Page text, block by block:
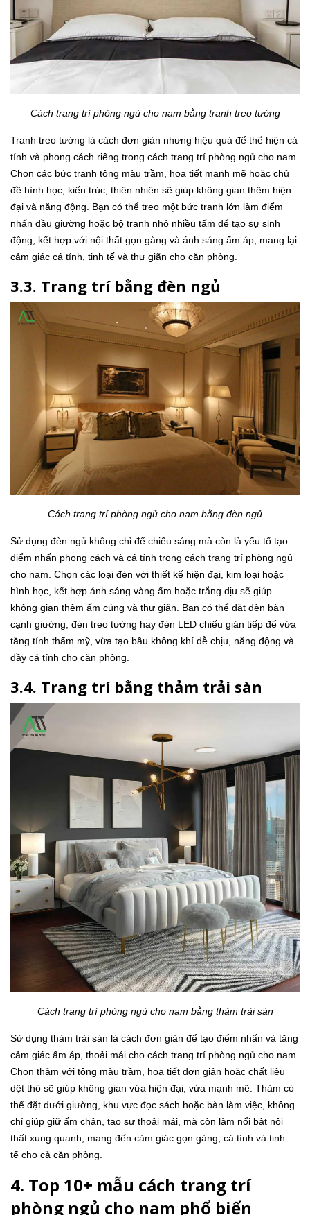
Cách trang trí phòng ngủ cho nam bằng tranh treo tường
Tranh treo tường là cách đơn giản nhưng hiệu quả để thể hiện cá
tính và phong cách riêng trong cách trang trí phòng ngủ cho nam.
Chọn các bức tranh tông màu trầm, họa tiết mạnh mẽ hoặc chủ
đề hình học, kiến trúc, thiên nhiên sẽ giúp không gian thêm hiện
đại và năng động. Bạn có thể treo một bức tranh lớn làm điểm
nhấn đầu giường hoặc bộ tranh nhỏ nhiều tấm để tạo sự sinh
động, kết hợp với nội thất gọn gàng và ánh sáng ấm áp, mang lại
cảm giác cá tính, tinh tế và thư giãn cho căn phòng.
3.3. Trang trí bằng đèn ngủ
Cách trang trí phòng ngủ cho nam bằng đèn ngủ
Sử dụng đèn ngủ không chỉ để chiếu sáng mà còn là yếu tố tạo
điểm nhấn phong cách và cá tính trong cách trang trí phòng ngủ
cho nam. Chọn các loại đèn với thiết kế hiện đại, kim loại hoặc
hình học, kết hợp ánh sáng vàng ấm hoặc trắng dịu sẽ giúp
không gian thêm ấm cúng và thư giãn. Bạn có thể đặt đèn bàn
cạnh giường, đèn treo tường hay đèn LED chiếu gián tiếp để vừa
tăng tính thẩm mỹ, vừa tạo bầu không khí dễ chịu, năng động và
đầy cá tính cho căn phòng.
3.4. Trang trí bằng thảm trải sàn
Cách trang trí phòng ngủ cho nam bằng thảm trải sàn
Sử dụng thảm trải sàn là cách đơn giản để tạo điểm nhấn và tăng
cảm giác ấm áp, thoải mái cho cách trang trí phòng ngủ cho nam.
Chọn thảm với tông màu trầm, họa tiết đơn giản hoặc chất liệu
dệt thô sẽ giúp không gian vừa hiện đại, vừa mạnh mẽ. Thảm có
thể đặt dưới giường, khu vực đọc sách hoặc bàn làm việc, không
chỉ giúp giữ ấm chân, tạo sự thoải mái, mà còn làm nổi bật nội
thất xung quanh, mang đến cảm giác gọn gàng, cá tính và tinh
tế cho cả căn phòng.
4. Top 10+ mẫu cách trang trí
phòng ngủ cho nam phổ biến